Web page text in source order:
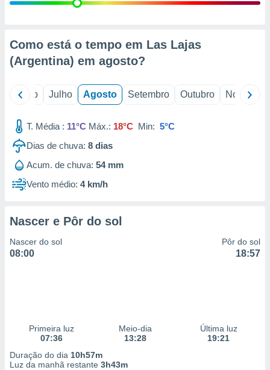
através
estudos
1199
Como está o tempo em Las Lajas
(Argentina) em agosto?
Junho Julho Agosto Setembro Outubro Novembro
T. Média : 11°C Máx.: 18°C Min: 5°C
Dias de chuva: 8 dias
Acum. de chuva: 54 mm
Vento médio: 4 km/h
Nascer e Pôr do sol
Nascer do sol
08:00
Pôr do sol
18:57
Primeira luz
07:36
Meio-dia
13:28
Última luz
19:21
Duração do dia 10h57m
Luz da manhã restante 3h43m